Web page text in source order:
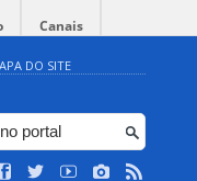
Canais
DO SITE